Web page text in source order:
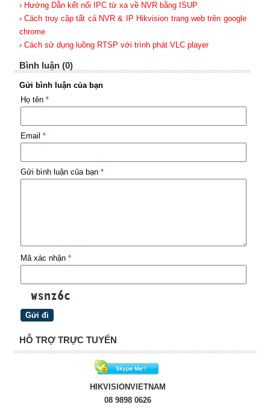
› Hướng Dẫn kết nối IPC từ xa về NVR bằng ISUP
› Cách truy cập tất cả NVR & IP Hikvision trang web trên google
chrome
› Cách sử dụng luồng RTSP với trình phát VLC player
Bình luận (0)
Gửi bình luận của bạn
Họ tên *
Email *
Gửi bình luận của bạn *
Mã xác nhận *
HỖ TRỢ TRỰC TUYẾN
HIKVISIONVIETNAM
08 9898 0626